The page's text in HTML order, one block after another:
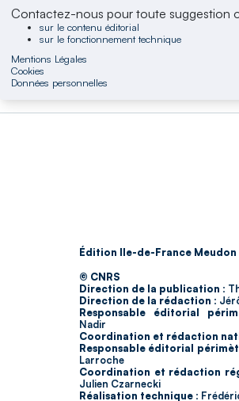
Contactez-nous pour toute suggestion
sur le contenu éditorial
sur le fonctionnement technique
Mentions Légales
Cookies
Données personnelles
Édition Ile-de-France Meudon
© CNRS
Direction de la publication :
Direction de la rédaction :
Responsable éditorial
Nadir
Coordination et rédaction
Responsable éditorial
Larroche
Coordination et rédaction
Julien Czarnecki
Réalisation technique :